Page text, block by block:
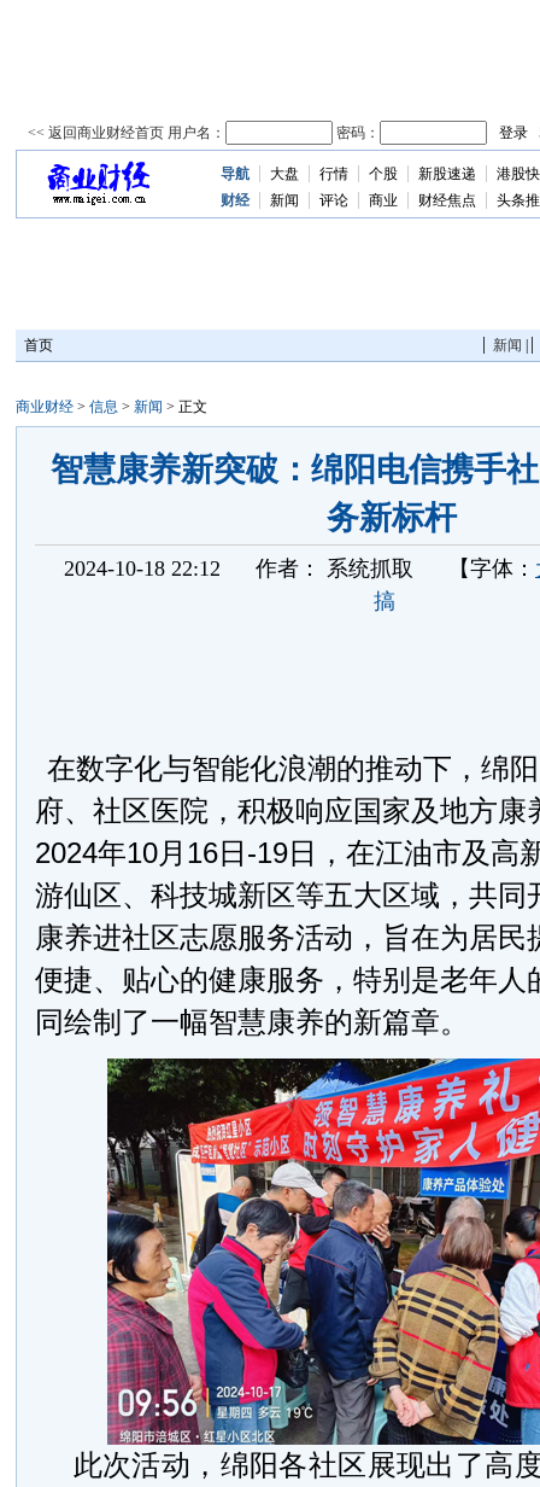
导航 大盘 行情 个股 新股速递
港股
财经
新闻 评论 商业 财经焦点 头条
首页 新闻
商业财经> 信息 > 新闻 > 正文
智慧康养新突破：绵阳电信携手
务新标杆
2024-10-18 22:12 作者： 系统抓取 【字体：
搞
在数字化与智能化浪潮的推动下，绵
府、社区医院，积极响应国家及地方康
2024年10月 16日 -19日，在江油市及高
游仙区、科技城新区等五大区域，共同
康养进社区志愿服务活动，旨在为居民
便捷、贴心的健康服务，特别是老年人
同绘制了一幅智慧康养的新篇章。
此次活动，绵阳各社区展现出了高